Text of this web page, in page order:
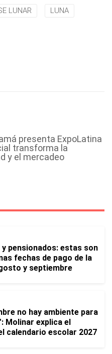
LUNAR LUNA
presenta ExpoLatina
transforma la
y el mercadeo
y pensionados: estas son
fechas de pago de la
y septiembre
no hay ambiente para
Molinar explica el
calendario escolar 2027